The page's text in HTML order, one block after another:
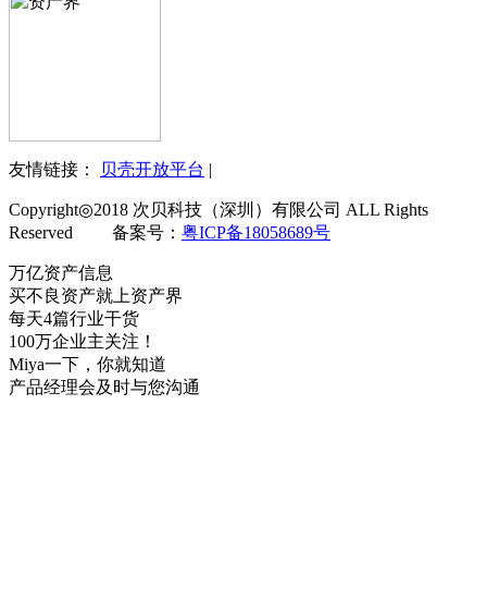
友情链接： 贝壳开放平台 |
Copyright◎2018 次贝科技（深圳）有限公司 ALL Rights
Reserved 备案号： 粤ICP备18058689号
万亿资产信息
买不良资产就上资产界
每天4篇行业干货
100万企业主关注！
Miya一下，你就知道
产品经理会及时与您沟通